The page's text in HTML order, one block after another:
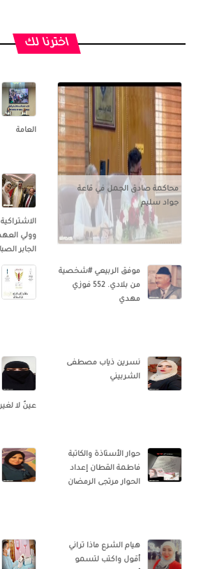
اخترنا لك
محاكمة صادق الجمل في قاعة
جواد سليم
العامة
وولي
الجابر
موفق الربيعي #شخصية
من بلادي. 552 فوزي
مهدي
نسرين ذياب مصطفى
الشربيني
عينٌ لا
حوار الأستاذة والكاتبة
فاطمة القطان إعداد
الحوار مرتجى الرمضان
هيام الشرع ماذا تراني
أقول واكتب لتسمو